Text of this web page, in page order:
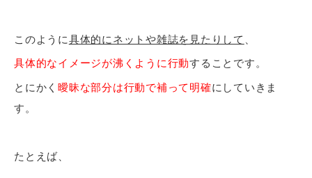
このように具体的にネットや雑誌を見たりして
具体的なイメージが沸くように行動することです。
とにかく 曖昧な部分は行動で補って明確にしていきま
す。
たとえば、